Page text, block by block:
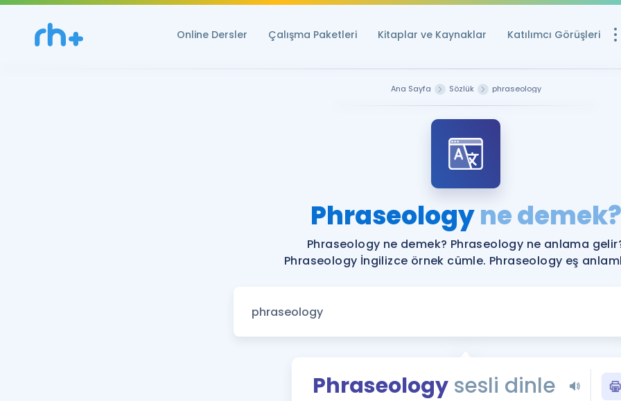
Online Dersler Çalışma Paketleri Kitaplar ve Kaynaklar Katılımcı Görüşleri
Ücretsiz
YDS ve YÖKDİL
YDS ve YÖKDİL'e
Tüm ÖSYM
Blog
YDS - YÖKDİL
Ana Sayfa Sözlük phraseology
Phraseologyne demek?
Phraseology ne demek? Phraseology ne anlama
Phraseology İngilizce örnek cümle. Phraseology eş
Phraseologysesli dinle